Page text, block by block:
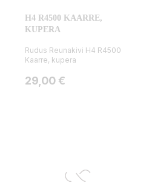
H4 R4500 KAARRE,
KUPERA
Rudus Reunakivi H4 R4500
Kaarre, kupera
Hinta
29,00 €